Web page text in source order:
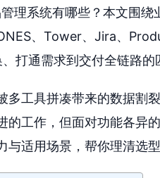
理系统有哪些？本文围
、Tower、Jira、
打通需求到交付全链路的
多工具拼凑带来的数据割
工作，但面对功能各异
适用场景，帮你理清选